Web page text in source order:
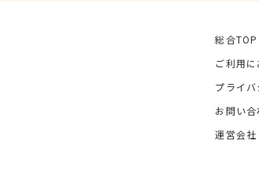
総合TOP
ご利用に
プライ
お問い合
運営会社